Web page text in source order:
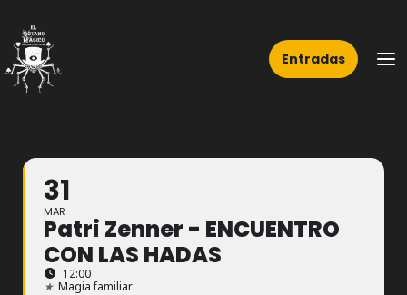
contenido
Entradas
31
MAR
Patri Zenner - ENCUENTRO
CON LAS HADAS
12:00
★ Magia familiar